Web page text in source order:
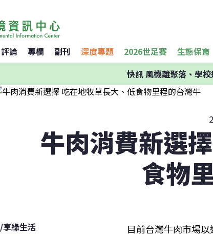
評論 專欄 副刊 深度專題 2026世足賽 生態保育
快訊風機離聚落、學
牛肉消費新選
食物
/享綠生活
目前台灣牛肉市場